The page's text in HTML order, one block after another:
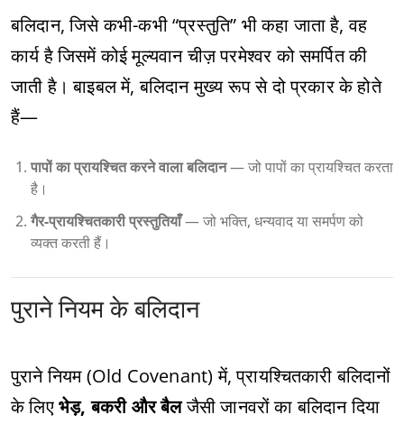
बलिदान, जिसे कभी-कभी “प्रस्तुति” भी कहा जाता है, वह
कार्य है जिसमें कोई मूल्यवान चीज़ परमेश्वर को समर्पित की
जाती है। बाइबल में, बलिदान मुख्य रूप से दो प्रकार के होते
हैं—
पापों का प्रायश्चित करने वाला बलिदान— जो पापों का प्रायश्चित करता
है।
गैर-प्रायश्चितकारी प्रस्तुतियाँ— जो भक्ति, धन्यवाद या समर्पण को
व्यक्त करती हैं।
पुराने नियम के बलिदान
पुराने नियम (Old Covenant) में, प्रायश्चितकारी बलिदानों
के लिएभेड़, बकरी और बैलजैसी जानवरों का बलिदान दिया